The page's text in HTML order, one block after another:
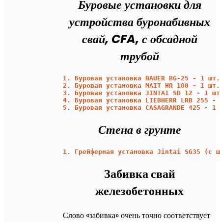
Буровые установки для
устройства буронабивных
свай, CFA, с обсадной
трубой
1. Буровая установка BAUER BG-25 - 1
2. Буровая установка MAIT HR 180 - 1
3. Буровая установка JINTAI SD 12 - 1
4. Буровая установка LIEBHERR LRB 255
5. Буровая установка CASAGRANDE 425
Стена в грунте
1. Грейферная установка Jintai SG35 (с
Забивка свай
железобетонных
Слово «забивка» очень точно соответствует